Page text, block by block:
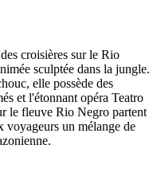
croisières sur le Rio
sculptée dans la jungle.
elle possède des
et l'étonnant opéra Teatro
le fleuve Rio Negro partent
voyageurs un mélange de